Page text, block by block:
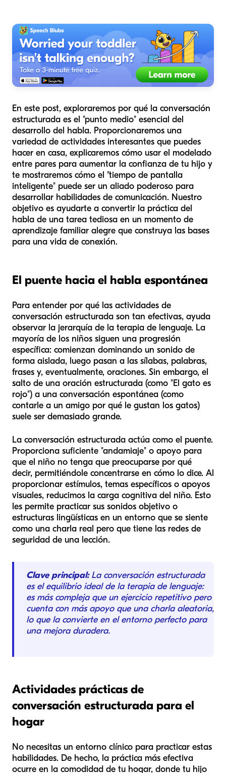
En este post, exploraremos por qué la conversación
estructurada es el "punto medio" esencial del
desarrollo del habla. Proporcionaremos una
variedad de actividades interesantes que puedes
hacer en casa, explicaremos cómo usar el modelado
entre pares para aumentar la confianza de tu hijo y
te mostraremos cómo el "tiempo de pantalla
inteligente" puede ser un aliado poderoso para
desarrollar habilidades de comunicación. Nuestro
objetivo es ayudarte a convertir la práctica del
habla de una tarea tediosa en un momento de
aprendizaje familiar alegre que construya las bases
para una vida de conexión.
El puente hacia el habla espontánea
Para entender por qué las actividades de
conversación estructurada son tan efectivas, ayuda
observar la jerarquía de la terapia de lenguaje. La
mayoría de los niños siguen una progresión
específica: comienzan dominando un sonido de
forma aislada, luego pasan a las sílabas, palabras,
frases y, eventualmente, oraciones. Sin embargo, el
salto de una oración estructurada (como "El gato es
rojo") a una conversación espontánea (como
contarle a un amigo por qué le gustan los gatos)
suele ser demasiado grande.
La conversación estructurada actúa como el puente.
Proporciona suficiente "andamiaje" o apoyo para
que el niño no tenga que preocuparse por qué
decir, permitiéndole concentrarse en cómo lo dice. Al
proporcionar estímulos, temas específicos o apoyos
visuales, reducimos la carga cognitiva del niño. Esto
les permite practicar sus sonidos objetivo o
estructuras lingüísticas en un entorno que se siente
como una charla real pero que tiene las redes de
seguridad de una lección.
Clave principal:La conversación estructurada
es el equilibrio ideal de la terapia de lenguaje:
es más compleja que un ejercicio repetitivo pero
cuenta con más apoyo que una charla aleatoria,
lo que la convierte en el entorno perfecto para
una mejora duradera.
Actividades prácticas de
conversación estructurada para el
hogar
No necesitas un entorno clínico para practicar estas
habilidades. De hecho, la práctica más efectiva
ocurre en la comodidad de tu hogar, donde tu hijo